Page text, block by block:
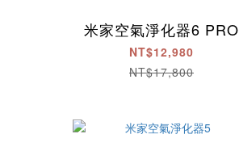
米家空氣淨化器6 PRO
NT$12,980
NT$17,800